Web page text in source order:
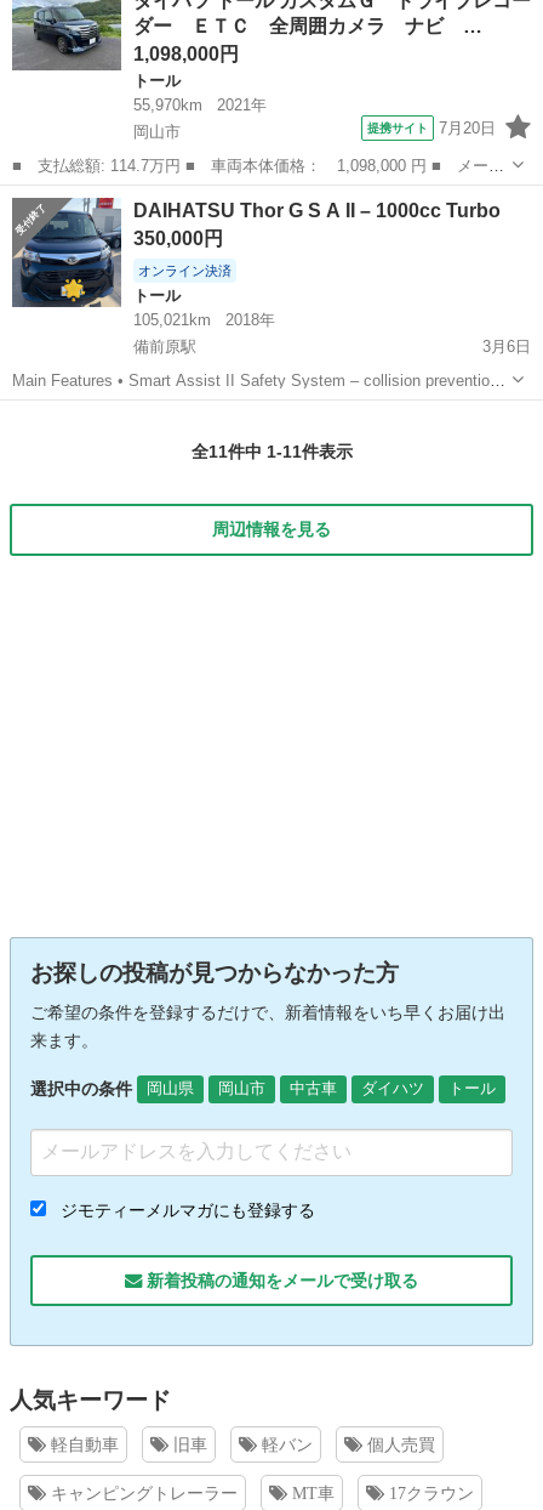
Ｇ ターボ ＳＡＩＩＩ ■ 排気量： 1000cc ■ ドア枚数： 5...
ダー ＥＴＣ 全周囲カメラ ナビ …
1,098,000円
トール
55,970km
2021年
岡山市
提携サイト 7月20日
■ 支払総額: 114.7万円 ■ 車両本体価格： 1,098,000 円 ■ メーカ
ー名： ダイハツ ■ 車種名： トール ■ グレード名： カスタム
Ｇ ドライブレコーダー ＥＴＣ 全周囲カメラ ナビ ＴＶ 両側
電動スラ...
岡山 岡山市
DAIHATSU Thor G S A II – 1000cc Turbo
350,000円
オンライン決済
トール
105,021km
2018年
備前原駅
3月6日
Main Features • Smart Assist II Safety System – collision prevention
and safety support • Push Start Button ...
全11件中 1-11件表示
周辺情報を見る
お探しの投稿が見つからなかった方
ご希望の条件を登録するだけで、新着情報をいち早くお届け出
来ます。
選択中の条件 岡山県 岡山市 中古車 ダイハツ トール
ジモティーメルマガにも登録する
新着投稿の通知をメールで受け取る
人気キーワード
軽自動車 旧車 軽バン 個人売買
キャンピングトレーラー MT車 17クラウン